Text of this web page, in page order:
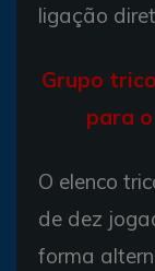
ligação
Grupo
para
O elenco
de dez
forma